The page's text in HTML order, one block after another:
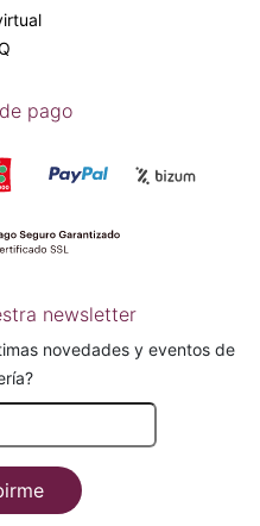
pago
newsletter
novedades y eventos de